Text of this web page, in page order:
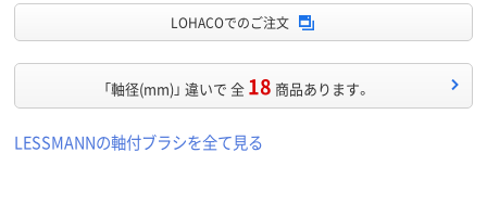
LOHACOでのご注文
「軸径(mm)」 違いで 全 18 商品あります。
LESSMANNの軸付ブラシを全て見る